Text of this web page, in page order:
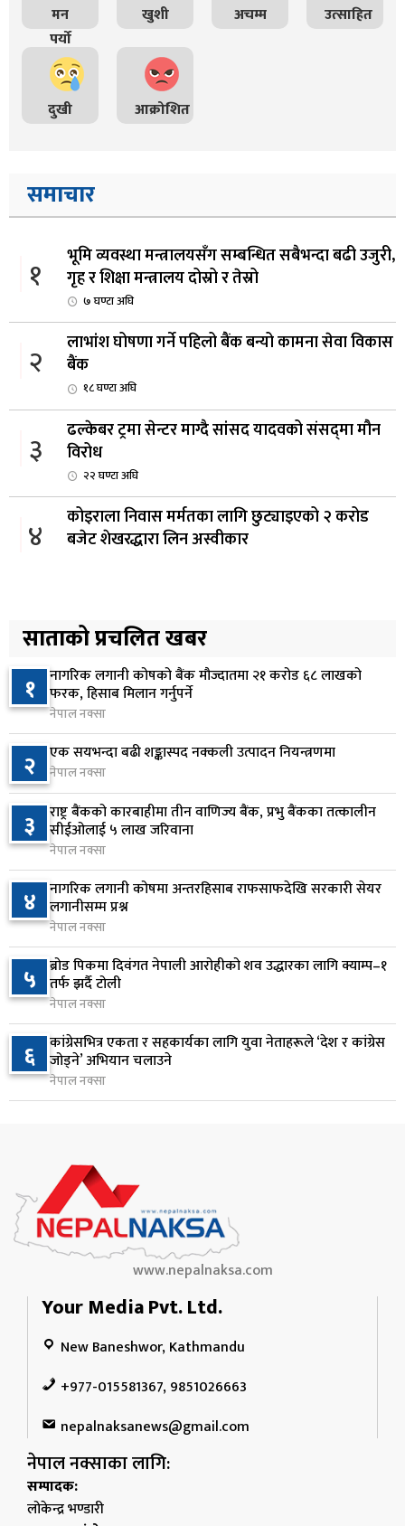
मन
पर्यो
खुशी अचम्म उत्साहित
दुखी आक्रोशित
समाचार
१
भूमि व्यवस्था मन्त्रालयसँग सम्बन्धित सबैभन्दा बढी उजुरी,
गृह र शिक्षा मन्त्रालय दोस्रो र तेस्रो
७ घण्टा अघि
२
लाभांश घोषणा गर्ने पहिलो बैंक बन्यो कामना सेवा विकास
बैंक
१८ घण्टा अघि
३
ढल्केबर ट्रमा सेन्टर माग्दै सांसद यादवको संसद्‌मा मौन
विरोध
२२ घण्टा अघि
४
कोइराला निवास मर्मतका लागि छुट्याइएको २ करोड
बजेट शेखरद्धारा लिन अस्वीकार
५
ठक्कर दिँदा किशोरको मृत्यु
२३ घण्टा अघि
६
प्रतिनिधिसभा बैठक बस्दै , पाँच विधेयक र प्रतिवेदन
प्रस्तुत हुने
१ दिन अघि
७
आज बस्ने भनिएको राष्ट्रिय सभाको बैठक बुधबारका लागि
सर्‍यो
१ दिन अघि
८
वीरगञ्जमा ट्यांकरको सिल खोलेर तेल निकाल्ने सात जना
रंगेहात पक्राउ
१ दिन अघि
९
जन्मसिद्ध नागरिकता कडा बनाउने ट्रम्पको नयाँ प्रयास, दुई
कार्यकारी आदेश जारी
१ दिन अघि
१० राप्रपाको निर्णय: बागमती प्रदेश सरकारमा सहभागी नहुने
१ दिन अघि
साताको प्रचलित खबर
१ नागरिक लगानी कोषको बैंक मौज्दातमा २१ करोड ६८ लाखको
फरक, हिसाब मिलान गर्नुपर्ने
नेपाल नक्सा
२ एक सयभन्दा बढी शङ्कास्पद नक्कली उत्पादन नियन्त्रणमा
नेपाल नक्सा
३ राष्ट्र बैंकको कारबाहीमा तीन वाणिज्य बैंक, प्रभु बैंकका तत्कालीन
सीईओलाई ५ लाख जरिवाना
नेपाल नक्सा
४ नागरिक लगानी कोषमा अन्तरहिसाब राफसाफदेखि सरकारी सेयर
लगानीसम्म प्रश्न
नेपाल नक्सा
५ ब्रोड पिकमा दिवंगत नेपाली आरोहीको शव उद्धारका लागि क्याम्प–१
तर्फ झर्दै टोली
नेपाल नक्सा
६ कांग्रेसभित्र एकता र सहकार्यका लागि युवा नेताहरूले ‘देश र कांग्रेस
जोड्ने’ अभियान चलाउने
नेपाल नक्सा
www.nepalnaksa.com
Your Media Pvt. Ltd.
New Baneshwor, Kathmandu
+977-015581367, 9851026663
nepalnaksanews@gmail.com
नेपाल नक्साका लागि:
सम्पादक:
लोकेन्द्र भण्डारी